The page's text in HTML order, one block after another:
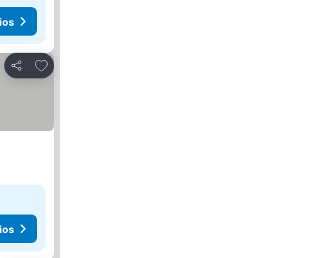
Compartir
Agregar a favoritos